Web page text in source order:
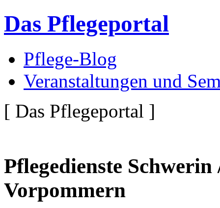
Das Pflegeportal
Pflege-Blog
Veranstaltungen und
[ Das Pflegeportal ]
Pflegedienste
Vorpommern